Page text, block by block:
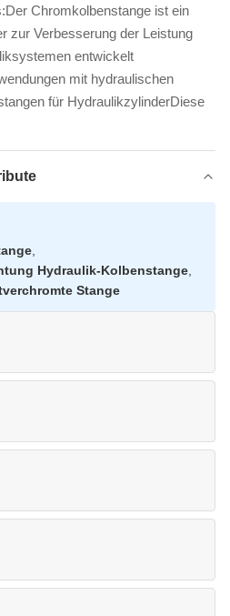
Chromkolbenstange ist ein
zur Verbesserung der Leistung
entwickelt
mit hydraulischen
für HydraulikzylinderDiese
Hydraulik-Kolbenstange
Stange